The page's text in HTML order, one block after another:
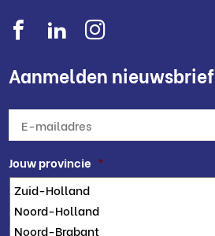
Aanmelden nieuwsbrief
mailadres *
Jouw provincie *